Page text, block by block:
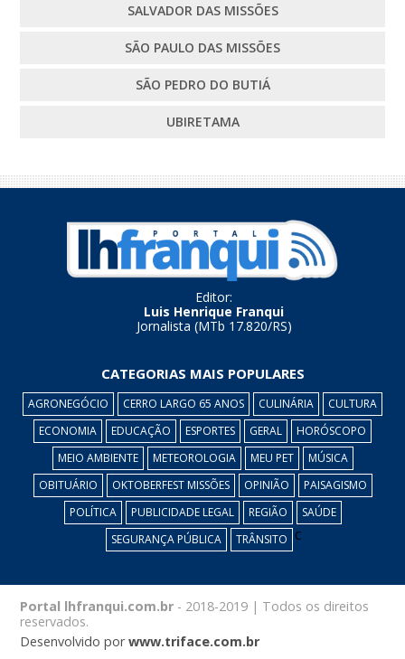
SALVADOR DAS MISSÕES
SÃO PAULO DAS MISSÕES
SÃO PEDRO DO BUTIÁ
UBIRETAMA
Editor:
Luis Henrique Franqui
Jornalista (MTb 17.820/RS)
CATEGORIAS MAIS POPULARES
AGRONEGÓCIO CERRO LARGO 65 ANOS CULINÁRIA
CULTURA
ECONOMIA
EDUCAÇÃO ESPORTES GERAL
HORÓSCOPO
MEIO AMBIENTE
METEOROLOGIA MEU PET
MÚSICA
OBITUÁRIO
OKTOBERFEST MISSÕES OPINIÃO
PAISAGISMO
POLÍTICA
PUBLICIDADE LEGAL REGIÃO
SAÚDE
SEGURANÇA PÚBLICA
TRÂNSITO c
Portal lhfranqui.com.br - 2018-2019 | Todos os direitos
reservados.
Desenvolvido porwww.triface.com.br